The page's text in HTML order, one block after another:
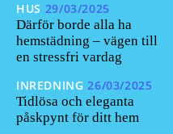
HUS 29/03/2025
Därför borde alla ha
hemstädning – vägen till
en stressfri vardag
INREDNING 26/03/2025
Tidlösa och eleganta
påskpynt för ditt hem